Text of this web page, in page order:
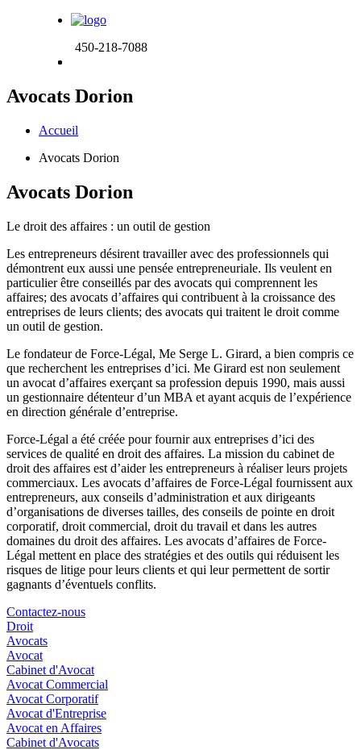
450-218-7088
Avocats Dorion
Accueil
Avocats Dorion
Avocats Dorion
Le droit des affaires : un outil de gestion
Les entrepreneurs désirent travailler avec des professionnels qui
démontrent eux aussi une pensée entrepreneuriale. Ils veulent en
particulier être conseillés par des avocats qui comprennent les
affaires; des avocats d’affaires qui contribuent à la croissance des
entreprises de leurs clients; des avocats qui traitent le droit comme
un outil de gestion.
Le fondateur de Force-Légal, Me Serge L. Girard, a bien compris ce
que recherchent les entreprises d’ici. Me Girard est non seulement
un avocat d’affaires exerçant sa profession depuis 1990, mais aussi
un gestionnaire détenteur d’un MBA et ayant acquis de l’expérience
en direction générale d’entreprise.
Force-Légal a été créée pour fournir aux entreprises d’ici des
services de qualité en droit des affaires. La mission du cabinet de
droit des affaires est d’aider les entrepreneurs à réaliser leurs projets
commerciaux. Les avocats d’affaires de Force-Légal fournissent aux
entrepreneurs, aux conseils d’administration et aux dirigeants
d’organisations de diverses tailles, des conseils de pointe en droit
corporatif, droit commercial, droit du travail et dans les autres
domaines du droit des affaires. Les avocats d’affaires de Force-
Légal mettent en place des stratégies et des outils qui réduisent les
risques de litige pour leurs clients et qui leur permettent de sortir
gagnants d’éventuels conflits.
Contactez-nous
Droit
Avocats
Avocat
Cabinet d'Avocat
Avocat Commercial
Avocat Corporatif
Avocat d'Entreprise
Avocat en Affaires
Cabinet d'Avocats